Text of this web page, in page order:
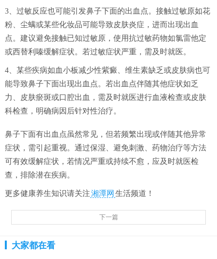
3、过敏反应也可能引发鼻子下面的出血点。接触过敏原如花
粉、尘螨或某些化妆品可能导致皮肤炎症，进而出现出血
点。建议避免接触已知过敏原，使用抗过敏药物如氯雷他定
或西替利嗪缓解症状。若过敏症状严重，需及时就医。
4、某些疾病如血小板减少性紫癜、维生素缺乏或皮肤病也可
能导致鼻子下面出现出血点。若出血点伴随其他症状如乏
力、皮肤瘀斑或口腔出血，需及时就医进行血液检查或皮肤
科检查，明确病因后针对性治疗。
鼻子下面有出血点虽然常见，但若频繁出现或伴随其他异常
症状，需引起重视。通过保湿、避免刺激、药物治疗等方法
可有效缓解症状，若情况严重或持续不愈，应及时就医检
查，排除潜在疾病。
更多健康养生知识请关注湘潭网 生活频道！
下一篇
大家都在看